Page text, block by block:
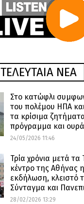
ΤΕΛΕΥΤΑΙΑ ΝΕΑ
Στο κατώφλι
του πολέμου ΗΠΑ
τα κρίσιμα
πρόγραμμα και
24/05/2026 11:46
Τρία χρόνια μετά τα
κέντρο της Αθήνας
εκδήλωση, κλειστό
Σύνταγμα και
28/02/2026 13:29